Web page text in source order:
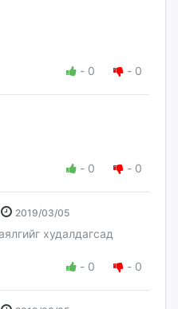
- 0 - 0
- 0 - 0
2019/03/05
худалдагсад
- 0 - 0